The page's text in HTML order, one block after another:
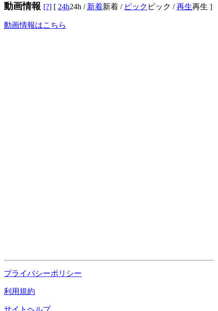
動画情報 [?] [ 24h24h / 新着新着 / ピック ピック /再生再生 ]
動画情報はこちら
プライバシーポリシー
利用規約
サイトヘルプ